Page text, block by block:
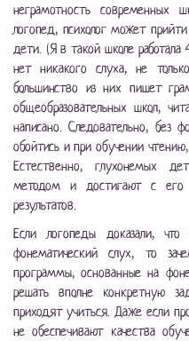
неграмотность современных
логопед, психолог может
дети. (Я в такой школе
нет никакого слуха, не
большинство из них пишет
общеобразовательных школ,
написано. Следовательно, без
обойтись и при обучении
Естественно, глухонемых
методом и достигают с его
результатов.
Если логопеды доказали,
фонематический слух, то
программы, основанные на
решать вполне конкретную
приходят учиться. Даже если
не обеспечивают качества